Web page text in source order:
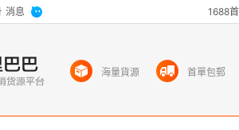
海量貨源 首單包郵